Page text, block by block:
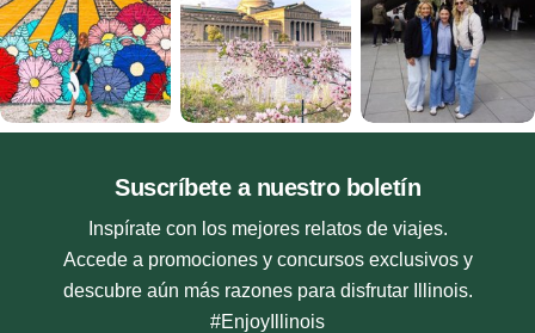
Suscríbete a nuestro boletín
Inspírate con los mejores relatos de viajes.
Accede a promociones y concursos exclusivos y
descubre aún más razones para disfrutar Illinois.
#EnjoyIllinois